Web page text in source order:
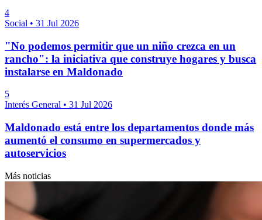
4
Social • 31 Jul 2026
"No podemos permitir que un niño crezca en un
rancho": la iniciativa que construye hogares y busca
instalarse en Maldonado
5
Interés General • 31 Jul 2026
Maldonado está entre los departamentos donde más
aumentó el consumo en supermercados y
autoservicios
Más noticias